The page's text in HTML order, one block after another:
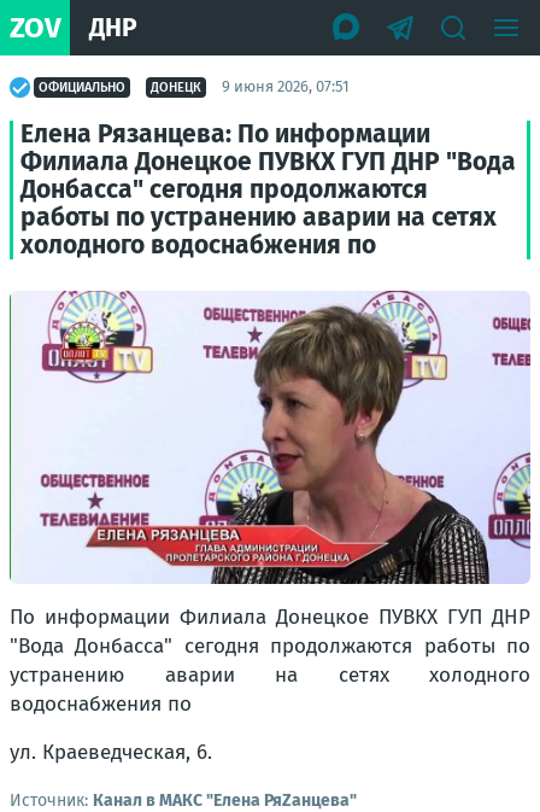
ZOV ДНР
ОФИЦИАЛЬНО ДОНЕЦК 9 июня 2026, 07:51
Елена Рязанцева: По информации
Филиала Донецкое ПУВКХ ГУП ДНР "Вода
Донбасса" сегодня продолжаются
работы по устранению аварии на сетях
холодного водоснабжения по
По информации Филиала Донецкое ПУВКХ ГУП ДНР
"Вода Донбасса" сегодня продолжаются работы по
устранению аварии на сетях холодного
водоснабжения по
ул. Краеведческая, 6.
Источник: Канал в МАКС "Елена РяZанцева"